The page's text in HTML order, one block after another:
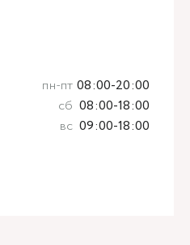
пн-пт 08:00-20:00
сб 08:00-18:00
вс 09:00-18:00